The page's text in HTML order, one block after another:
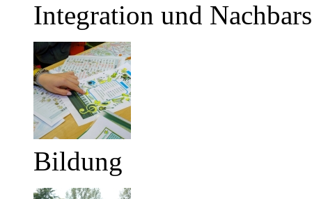
Integration und
Bildung